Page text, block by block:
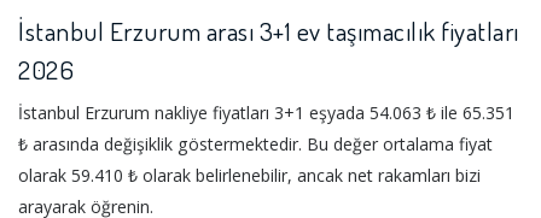
İstanbul Erzurum arası 3+1 ev taşımacılık fiyatları
2026
İstanbul Erzurum nakliye fiyatları 3+1 eşyada 54.063 ₺ ile 65.351
₺ arasında değişiklik göstermektedir. Bu değer ortalama fiyat
olarak 59.410 ₺ olarak belirlenebilir, ancak net rakamları bizi
arayarak öğrenin.